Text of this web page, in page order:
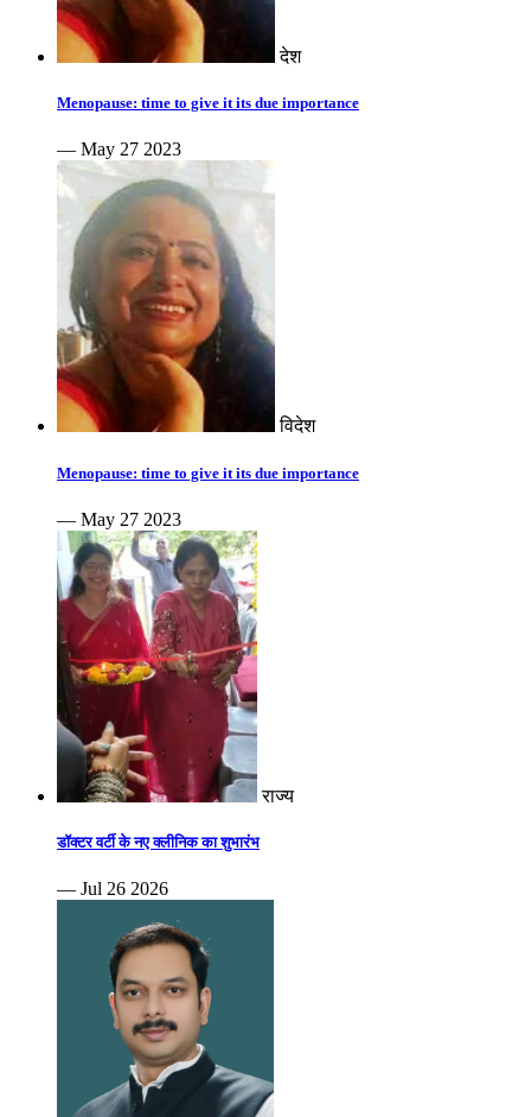
देश
Menopause: time to give it its due importance
— May 27 2023
विदेश
Menopause: time to give it its due importance
— May 27 2023
राज्य
डॉक्टर वर्टी के नए क्लीनिक का शुभारंभ
— Jul 26 2026